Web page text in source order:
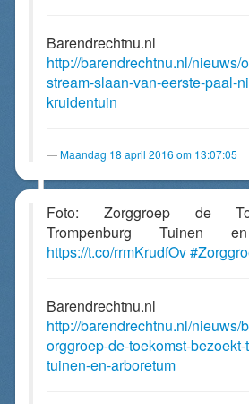
Barendrechtnu.nl
http://barendrechtnu.nl/nieuws/
stream-slaan-van-eerste-paal-
kruidentuin
Maandag 18 april 2016 om 13:07:05
Foto: Zorggroep de
Trompenburg Tuinen
https://t.co/rrmKrudfOv
Barendrechtnu.nl
http://barendrechtnu.nl/nieuws/
orggroep-de-toekomst-
tuinen-en-arboretum